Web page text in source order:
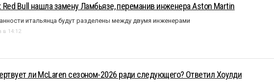
Red Bull нашла замену Ламбьязе, переманив инженера Aston Martin
итальянца будут разделены между двумя инженерами
в 14:12
ли McLaren сезоном-2026 ради следующего? Ответил Хоулди